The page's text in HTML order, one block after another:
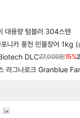
용량 텀블러 304스텐
카 풍천 민물장어 1kg
DLC27,000원15%
스 라그나로크 Granblue